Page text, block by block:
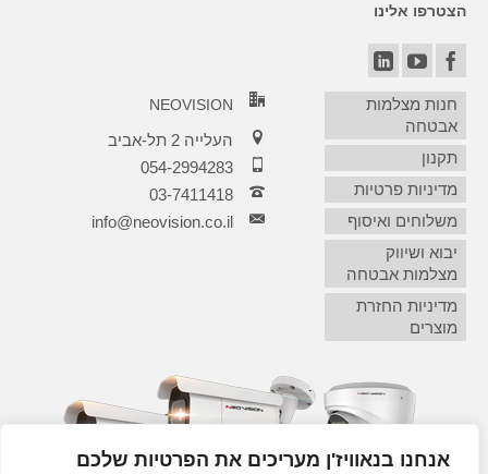
אנחנו בנאוויז'ן מעריכים את הפרטיות שלכם
הצטרפו אלינו
חנות מצלמות
אבטחה
תקנון
מדיניות פרטיות
משלוחים ואיסוף
יבוא ושיווק
מצלמות אבטחה
מדיניות החזרת
מוצרים
NEOVISION
העלייה 2 תל-אביב
054-2994283
03-7411418‏
info@neovision.co.il